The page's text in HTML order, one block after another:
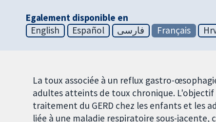
Egalement disponible en
English
Español فارسی Français
La toux associée à un reflux gastro-
adultes atteints de toux chronique.
traitement du GERD chez les enfants et les
liée à une maladie respiratoire sous-